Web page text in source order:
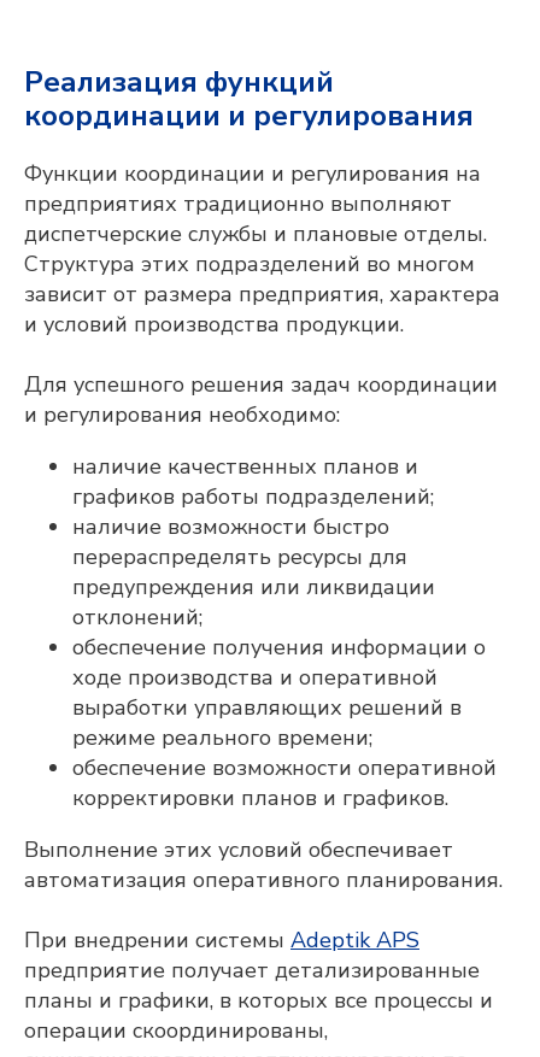
Реализация функций
координации и регулирования
Функции координации и регулирования на
предприятиях традиционно выполняют
диспетчерские службы и плановые отделы.
Структура этих подразделений во многом
зависит от размера предприятия, характера
и условий производства продукции.
Для успешного решения задач координации
и регулирования необходимо:
наличие качественных планов и
графиков работы подразделений;
наличие возможности быстро
перераспределять ресурсы для
предупреждения или ликвидации
отклонений;
обеспечение получения информации о
ходе производства и оперативной
выработки управляющих решений в
режиме реального времени;
обеспечение возможности оперативной
корректировки планов и графиков.
Выполнение этих условий обеспечивает
автоматизация оперативного планирования.
При внедрении системы Adeptik APS
предприятие получает детализированные
планы и графики, в которых все процессы и
операции скоординированы,
Мы готовы оперативно ответить на
вопросы, отправить презентационные
материалы, организовать онлайн-встречу
предварительный расчёт стоимости
проекта для вашего предприятия.
ФАМИЛИЯ, ИМЯ, ОТЧЕСТВО
Оставьте контакты,
и мы свяжемся с
вами